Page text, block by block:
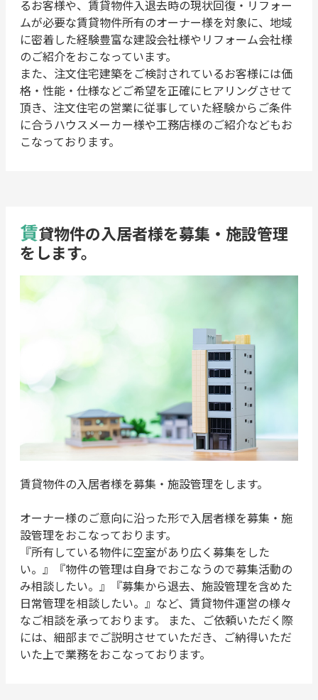
るお客様や、賃貸物件入退去時の現状回復・リフォー
ムが必要な賃貸物件所有のオーナー様を対象に、地域
に密着した経験豊富な建設会社様やリフォーム会社様
のご紹介をおこなっています。
また、注文住宅建築をご検討されているお客様には価
格・性能・仕様などご希望を正確にヒアリングさせて
頂き、注文住宅の営業に従事していた経験からご条件
に合うハウスメーカー様や工務店様のご紹介などもお
こなっております。
賃貸物件の入居者様を募集・施設管理
をします。
賃貸物件の入居者様を募集・施設管理をします。
オーナー様のご意向に沿った形で入居者様を募集・施
設管理をおこなっております。
『所有している物件に空室があり広く募集をした
い。』『物件の管理は自身でおこなうので募集活動の
み相談したい。』『募集から退去、施設管理を含めた
日常管理を相談したい。』など、賃貸物件運営の様々
なご相談を承っております。 また、ご依頼いただく際
には、細部までご説明させていただき、ご納得いただ
いた上で業務をおこなっております。